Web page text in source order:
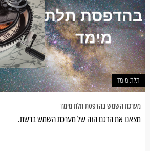
תלת מימד
מערכת השמש בהדפסת תלת מימד
מצאנו את הדגם הזה של מערכת השמש ברשת.